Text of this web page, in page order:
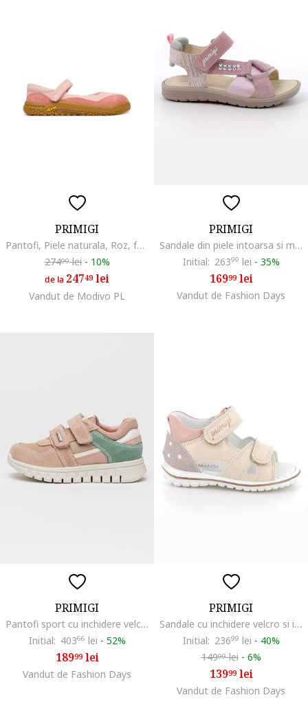
PRIMIGI
Pantofi, Piele naturala, Roz, fete, Roz
27499lei - 10%
de la 24749lei
Vandut de Modivo PL
PRIMIGI
Sandale din piele intoarsa si material textil cu inchidere velcro, Roz pastel/Argintiu/Roz prafuit
Initial: 26399 lei - 35%
16999lei
Vandut de Fashion Days
PRIMIGI
Pantofi sport cu inchidere velcro si garnituri din piele intoarsa, Roz prafuit
Initial: 40366 lei - 52%
18999lei
Vandut de Fashion Days
PRIMIGI
Sandale cu inchidere velcro si insertii din piele ecologica, Piersica/Roz prafuit
Initial: 23699 lei - 40%
14999lei - 6%
13999lei
Vandut de Fashion Days